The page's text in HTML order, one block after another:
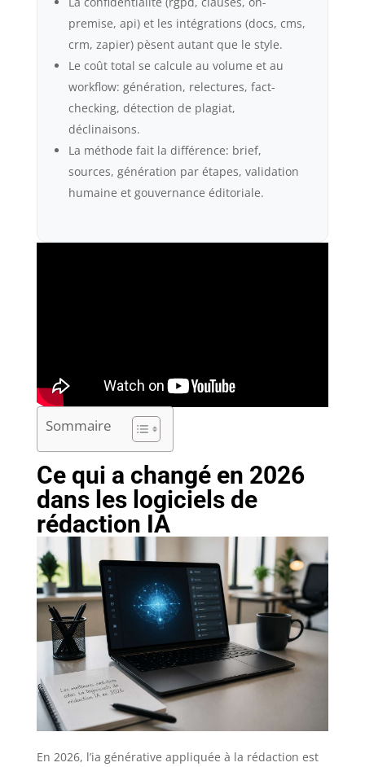
premise, api) et les intégrations (docs, cms,
crm, zapier) pèsent autant que le style.
Le coût total se calcule au volume et au
workflow: génération, relectures, fact-
checking, détection de plagiat,
déclinaisons.
La méthode fait la différence: brief,
sources, génération par étapes, validation
humaine et gouvernance éditoriale.
Sommaire
Ce qui a changé en 2026
dans les logiciels de
rédaction IA
En 2026, l’ia générative appliquée à la rédaction est